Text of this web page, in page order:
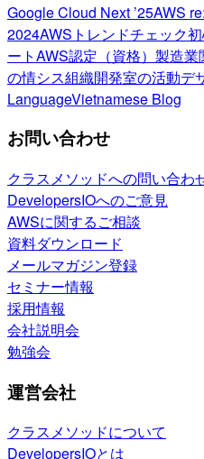
Google Cloud Next ’25AWS
2024AWSトレンドチェック
ートAWS認定（資格） 製造業
の情シス組織開発室の活動デ
LanguageVietnamese Blog
お問い合わせ
クラスメソッドへの問い合わ
DevelopersIOへのご意見
AWSに関するご相談
資料ダウンロード
メールマガジン登録
セミナー情報
採用情報
会社説明会
勉強会
運営会社
クラスメソッドについて
DevelopersIOとは